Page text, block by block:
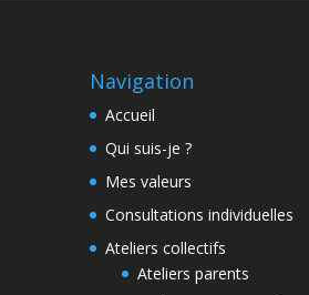
Navigation
Accueil
Qui suis-je ?
Mes valeurs
Consultations individuelles
Ateliers collectifs
Ateliers parents